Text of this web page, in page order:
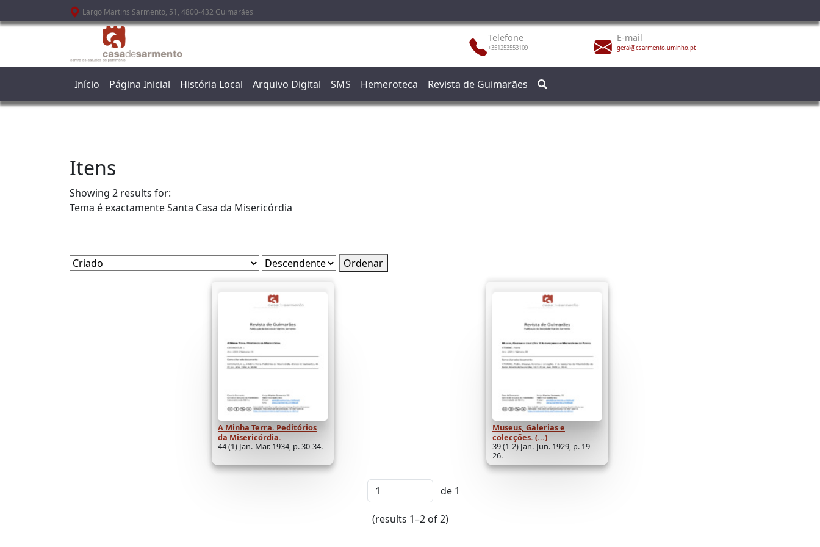
Passar para o conteúdo principalLargo Martins Sarmento, 51, 4800-432 Guimarães
Telefone
+351253553109
E-mail
geral@csarmento.uminho.pt
Início Página Inicial História Local Arquivo Digital SMS Hemeroteca Revista de Guimarães
Itens
Showing 2 results for:
Tema é exactamenteSanta Casa da Misericórdia
Ordenar
A Minha Terra. Peditórios
da Misericórdia.
44 (1) Jan.-Mar. 1934, p. 30-34.
Museus, Galerias e
colecções. (...)
39 (1-2) Jan.-Jun. 1929, p. 19-
26.
de 1
(results 1–2 of 2)